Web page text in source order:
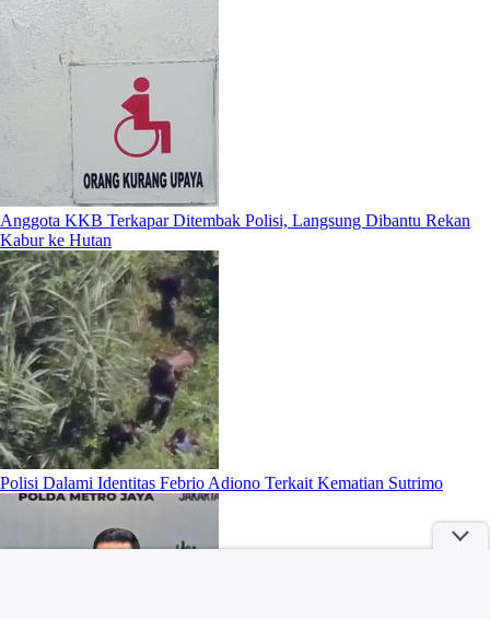
Anggota KKB Terkapar Ditembak Polisi, Langsung Dibantu Rekan
Kabur ke Hutan
Polisi Dalami Identitas Febrio Adiono Terkait Kematian Sutrimo